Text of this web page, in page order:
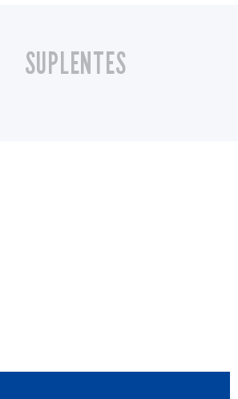
SUPLENTES